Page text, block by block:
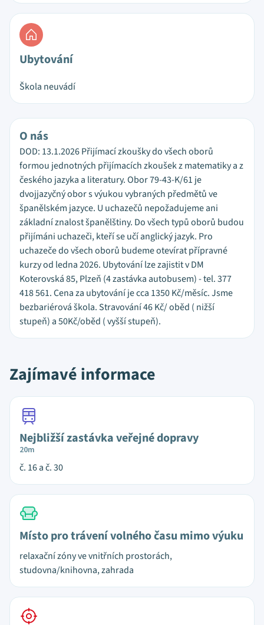
Ubytování
Škola neuvádí
O nás
DOD: 13.1.2026 Přijímací zkoušky do všech oborů
formou jednotných přijímacích zkoušek z matematiky a z
českého jazyka a literatury. Obor 79-43-K/61 je
dvojjazyčný obor s výukou vybraných předmětů ve
španělském jazyce. U uchazečů nepožadujeme ani
základní znalost španělštiny. Do všech typů oborů budou
přijímáni uchazeči, kteří se učí anglický jazyk. Pro
uchazeče do všech oborů budeme otevírat přípravné
kurzy od ledna 2026. Ubytování lze zajistit v DM
Koterovská 85, Plzeň (4 zastávka autobusem) - tel. 377
418 561. Cena za ubytování je cca 1350 Kč/měsíc. Jsme
bezbariérová škola. Stravování 46 Kč/ oběd ( nižší
stupeň) a 50Kč/oběd ( vyšší stupeň).
Zajímavé informace
Nejbližší zastávka veřejné dopravy
20m
č. 16 a č. 30
Místo pro trávení volného času mimo výuku
relaxační zóny ve vnitřních prostorách,
studovna/knihovna, zahrada